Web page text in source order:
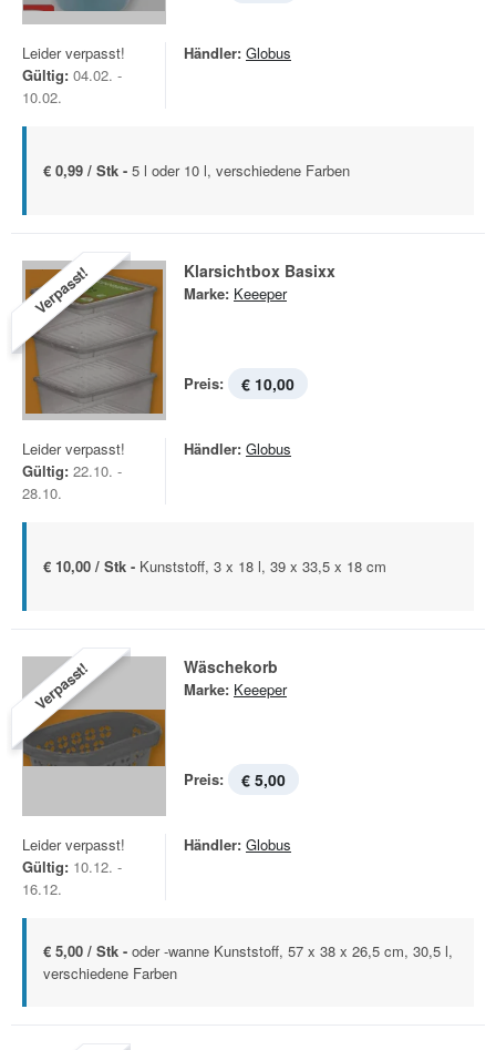
Leider verpasst!
Gültig: 04.02. -
10.02.
Händler: Globus
€ 0,99 / Stk - 5 l oder 10 l, verschiedene Farben
Verpasst! Klarsichtbox Basixx
Marke: Keeeper
Preis: € 10,00
Leider verpasst!
Gültig: 22.10. -
28.10.
Händler: Globus
€ 10,00 / Stk - Kunststoff, 3 x 18 l, 39 x 33,5 x 18 cm
Verpasst! Wäschekorb
Marke: Keeeper
Preis: € 5,00
Leider verpasst!
Gültig: 10.12. -
16.12.
Händler: Globus
€ 5,00 / Stk - oder -wanne Kunststoff, 57 x 38 x 26,5 cm, 30,5 l,
verschiedene Farben